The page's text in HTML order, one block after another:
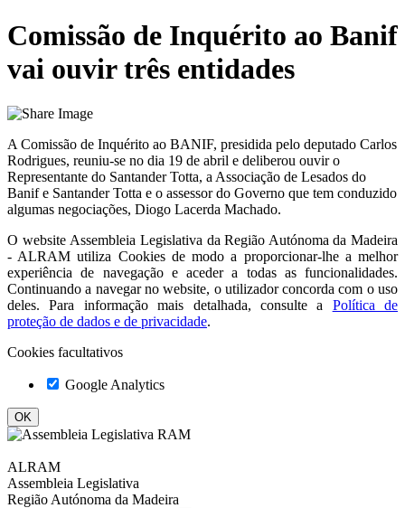
Comissão de Inquérito ao Banif
vai ouvir três entidades
A Comissão de Inquérito ao BANIF, presidida pelo deputado Carlos
Rodrigues, reuniu-se no dia 19 de abril e deliberou ouvir o
Representante do Santander Totta, a Associação de Lesados do
Banif e Santander Totta e o assessor do Governo que tem conduzido
algumas negociações, Diogo Lacerda Machado.
O website Assembleia Legislativa da Região Autónoma da Madeira
- ALRAM utiliza Cookies de modo a proporcionar-lhe a melhor
experiência de navegação e aceder a todas as funcionalidades.
Continuando a navegar no website, o utilizador concorda com o uso
deles. Para informação mais detalhada, consulte a
Política de
proteção de dados e de privacidade.
Cookies facultativos
Google Analytics
ALRAM
Assembleia Legislativa
Região Autónoma da Madeira